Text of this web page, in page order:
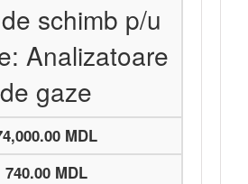
schimb p/u
Analizatoare
de gaze
MDL
740.00 MDL